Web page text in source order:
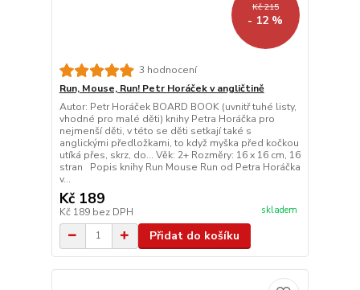
Kč 215
- 12 %
3 hodnocení
Run, Mouse, Run! Petr Horáček v angličtině
Autor: Petr Horáček BOARD BOOK (uvnitř tuhé listy,
vhodné pro malé děti) knihy Petra Horáčka pro
nejmenší děti, v této se děti setkají také s
anglickými předložkami, to když myška před kočkou
utíká přes, skrz, do... Věk: 2+ Rozměry: 16 x 16 cm, 16
stran Popis knihy Run Mouse Run od Petra Horáčka
v...
Kč 189
Kč 189 bez DPH skladem
Přidat do košíku